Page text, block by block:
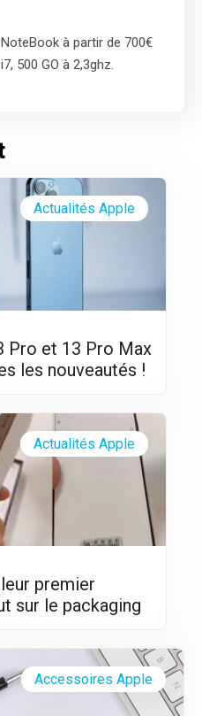
à partir de 700€
500 GO à 2,3ghz.
Pro et 13 Pro Max
les nouveautés !
Actualités Apple
premier
sur le packaging
Actualités Apple
Accessoires Apple